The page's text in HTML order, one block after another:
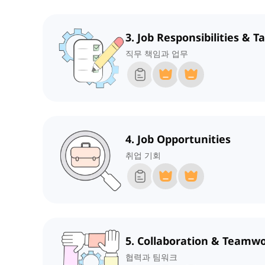
3. Job Responsibilities &
직무 책임과 업무
4. Job Opportunities
취업 기회
5. Collaboration &
협력과 팀워크